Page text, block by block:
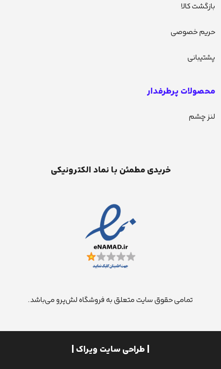
بازگشت کالا
حریم خصوصی
پشتیبانی
محصولات پرطرفدار
لنز چشم
خریدی مطمئن با نماد الکترونیکی
تمامی حقوق سایت متعلق به فروشگاه لش‌پرو می‌باشد.
| طراحی سایت ویراک |